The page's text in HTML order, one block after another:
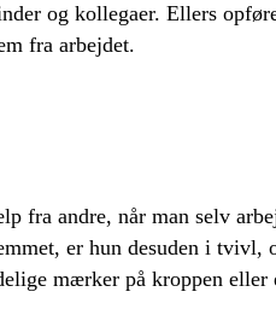
og kollegaer. Ellers
fra arbejdet.
fra andre, når man selv
er hun desuden i tvivl,
mærker på kroppen eller